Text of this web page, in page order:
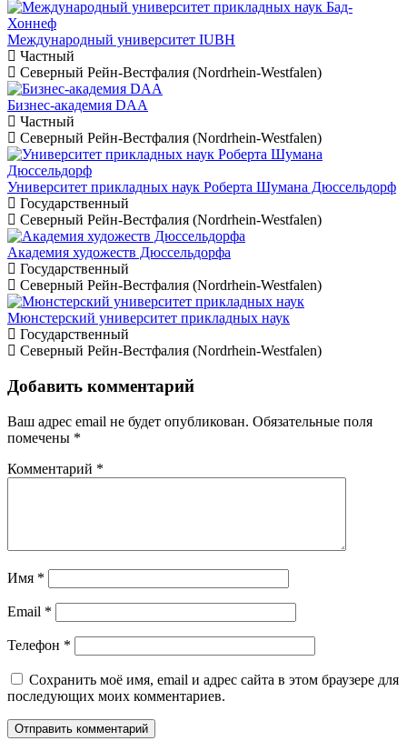
Международный университет IUBH
Частный
Северный Рейн-Вестфалия (Nordrhein-Westfalen)
Бизнес-академия DAA
Частный
Северный Рейн-Вестфалия (Nordrhein-Westfalen)
Университет прикладных наук Роберта Шумана Дюссельдорф
Государственный
Северный Рейн-Вестфалия (Nordrhein-Westfalen)
Академия художеств Дюссельдорфа
Государственный
Северный Рейн-Вестфалия (Nordrhein-Westfalen)
Мюнстерский университет прикладных наук
Государственный
Северный Рейн-Вестфалия (Nordrhein-Westfalen)
Добавить комментарий
Ваш адрес email не будет опубликован. Обязательные поля
помечены *
Комментарий *
Имя *
Email *
Телефон *
Сохранить моё имя, email и адрес сайта в этом браузере для
последующих моих комментариев.